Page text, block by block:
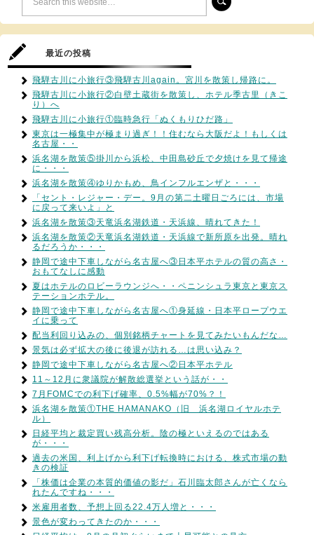
最近の投稿
飛騨古川に小旅行③飛騨古川again。宮川を散策し帰路に。
飛騨古川に小旅行②白壁土蔵街を散策し、ホテル季古里（きこ
り）へ
飛騨古川に小旅行①臨時急行「ぬくもりひだ路」
東京は一極集中が極まり過ぎ！！住むなら大阪だよ！もしくは
名古屋・・
浜名湖を散策⑤掛川から浜松、中田島砂丘で夕焼けを見て帰途
に・・・
浜名湖を散策④ゆりかもめ、鳥インフルエンザと・・・
「セント・レジャー・デー。9月の第二土曜日ごろには、市場
に戻って来いよ」と
浜名湖を散策③天竜浜名湖鉄道・天浜線、晴れてきた！
浜名湖を散策②天竜浜名湖鉄道・天浜線で新所原を出発。晴れ
るだろうか・・・
静岡で途中下車しながら名古屋へ③日本平ホテルの質の高さ・
おもてなしに感動
夏はホテルのロビーラウンジへ・・ペニンシュラ東京と東京ス
テーションホテル。
静岡で途中下車しながら名古屋へ①身延線・日本平ロープウエ
イに乗って
配当利回り込みの、個別銘柄チャートを見てみたいもんだな…
景気は必ず拡大の後に後退が訪れる…は思い込み？
静岡で途中下車しながら名古屋へ②日本平ホテル
11～12月に衆議院が解散総選挙という話が・・
7月FOMCでの利下げ確率、0.5%幅が70%？！
浜名湖を散策①THE HAMANAKO（旧 浜名湖ロイヤルホテ
ル）
日経平均と裁定買い残高分析。陰の極といえるのではある
が・・・
過去の米国、利上げから利下げ転換時における、株式市場の動
きの検証
「株価は企業の本質的価値の影だ」石川臨太郎さんが亡くなら
れたんですね・・・
米雇用者数、予想上回る22.4万人増と・・・
景色が変わってきたのか・・・